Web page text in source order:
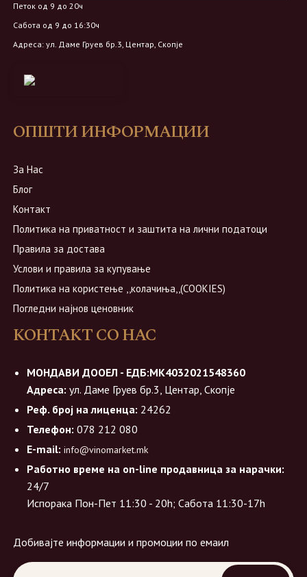
Петок од 9 до 20ч
Сабота од 9 до 16:30ч
Адреса: ул. Даме Груев бр.3, Центар, Скопје
ОПШТИ ИНФОРМАЦИИ
За Нас
Блог
Контакт
Политика на приватност и заштита на лични податоци
Правила за достава
Услови и правила за купување
Политика на користење ,,колачиња,,(COOKIES)
Погледни најнов ценовник
КОНТАКТ СО НАС
МОНДАВИ ДООЕЛ - ЕДБ:МК4032021548360
Адреса: ул. Даме Груев бр.3, Центар, Скопје
Реф. број на лиценца: 24262
Телефон: 078 212 080
E-mail: info@vinomarket.mk
Работно време на on-line продавница за нарачки:
24/7
Испорака Пон-Пет 11:30 - 20h; Сабота 11:30-17h
Добивајте информации и промоции по емаил